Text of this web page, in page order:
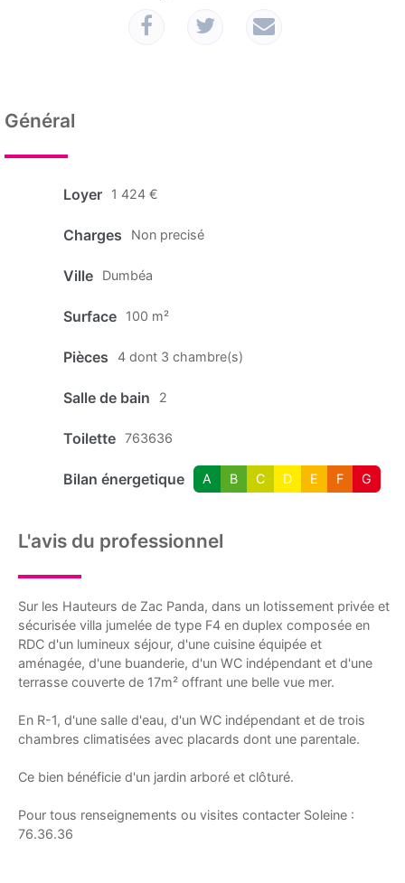
Général
Loyer 1 424 €
Charges Non precisé
Ville Dumbéa
Surface 100 m²
Pièces 4 dont 3 chambre(s)
Salle de bain 2
Toilette 763636
Bilan énergetique A B C D E F G
L'avis du professionnel
Sur les Hauteurs de Zac Panda, dans un lotissement privée et
sécurisée villa jumelée de type F4 en duplex composée en
RDC d'un lumineux séjour, d'une cuisine équipée et
aménagée, d'une buanderie, d'un WC indépendant et d'une
terrasse couverte de 17m² offrant une belle vue mer.
En R-1, d'une salle d'eau, d'un WC indépendant et de trois
chambres climatisées avec placards dont une parentale.
Ce bien bénéficie d'un jardin arboré et clôturé.
Pour tous renseignements ou visites contacter Soleine :
76.36.36